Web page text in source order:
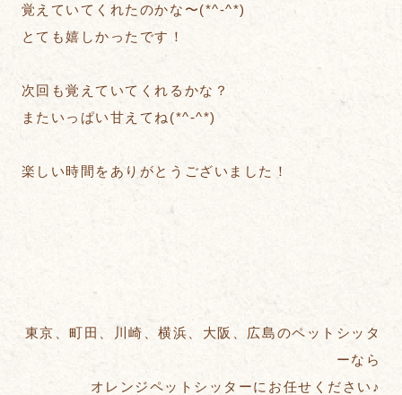
覚えていてくれたのかな〜(*^-^*)
とても嬉しかったです！
次回も覚えていてくれるかな？
またいっぱい甘えてね(*^-^*)
楽しい時間をありがとうございました！
東京、町田、川崎、横浜、大阪、広島のペットシッタ
ーなら
オレンジペットシッターにお任せください♪